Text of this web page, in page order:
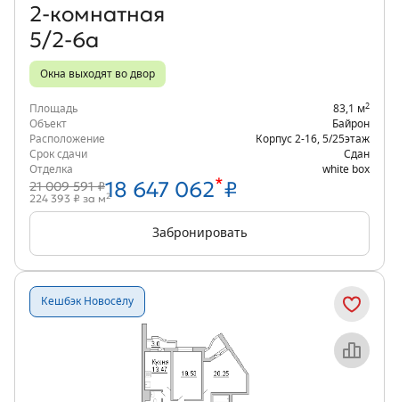
2‑комнатная
5/2-6а
Окна выходят во двор
Площадь 83,1 м2
Объект
Байрон
Расположение
Корпус 2-16 5/25этаж
Срок сдачи
Сдан
Отделка
white box
21 009 591 ₽18 647 062*₽
224 393 ₽ за м2
Забронировать
Кешбэк Новосёлу